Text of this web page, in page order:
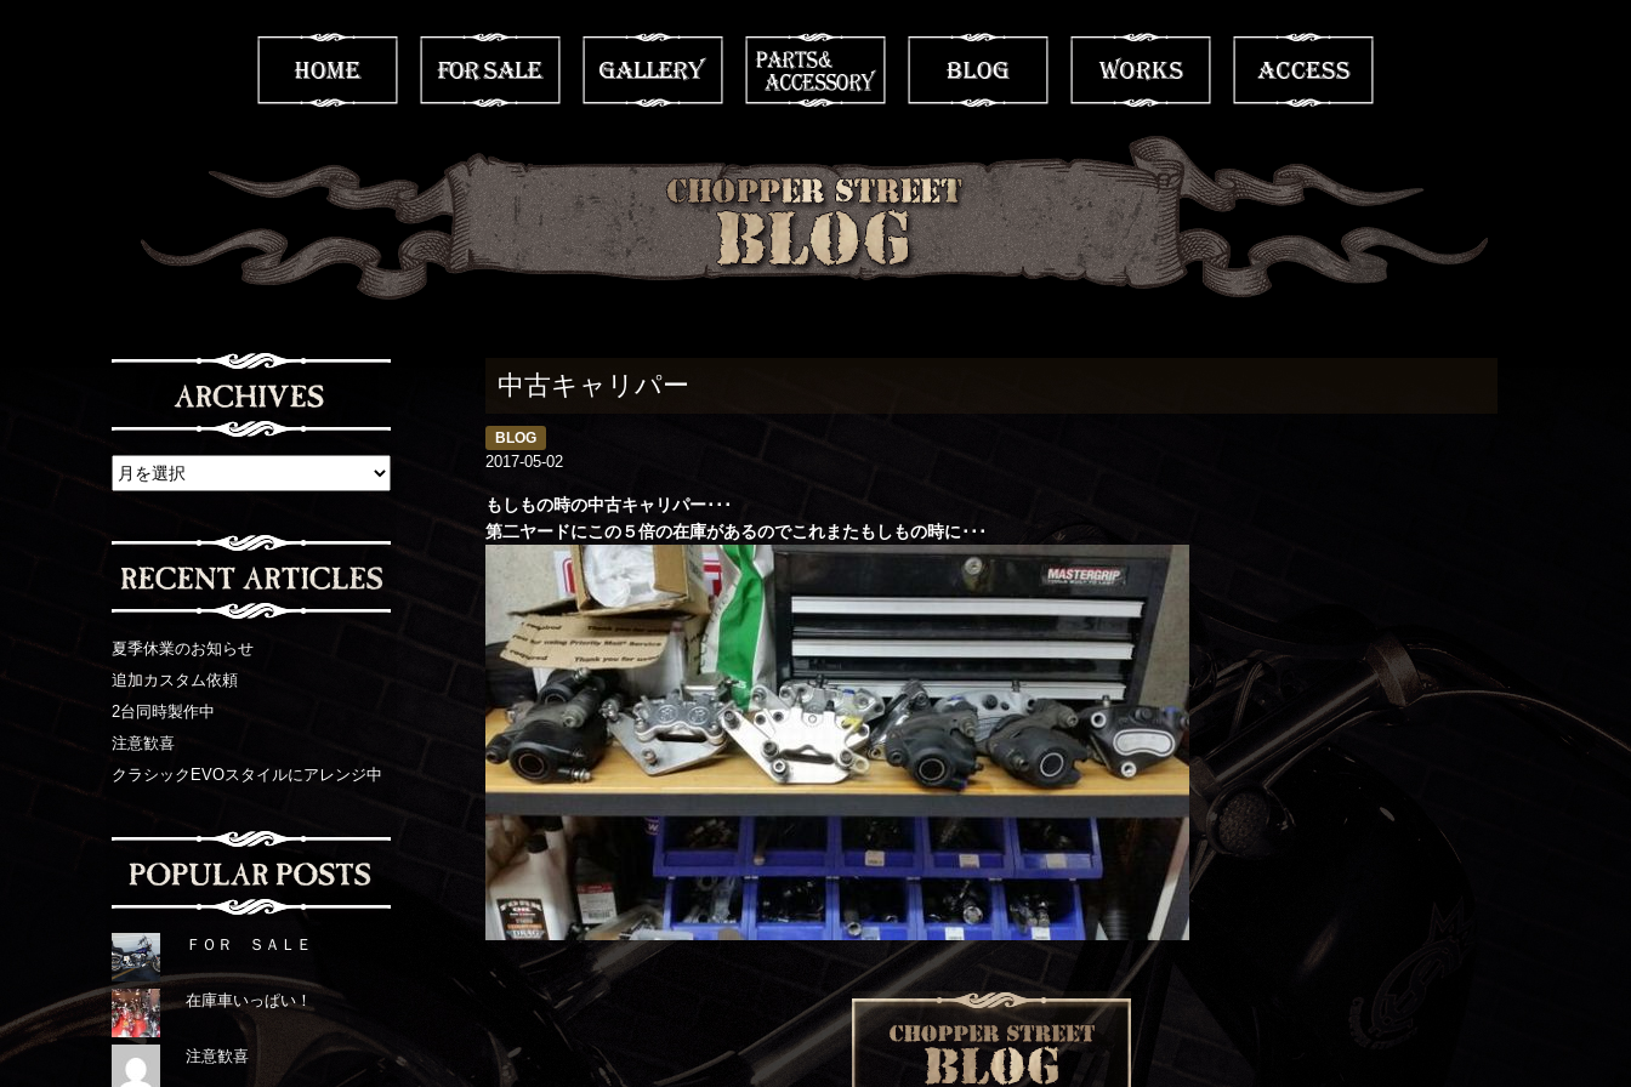
夏季休業のお知らせ
追加カスタム依頼
2台同時製作中
注意歓喜
クラシックEVOスタイルにアレンジ中
ＦＯＲ ＳＡＬＥ
在庫車いっぱい！
注意歓喜
中古キャリパー
BLOG
2017-05-02
もしもの時の中古キャリパー･･･
第二ヤードにこの５倍の在庫があるのでこれまたもしもの時に･･･